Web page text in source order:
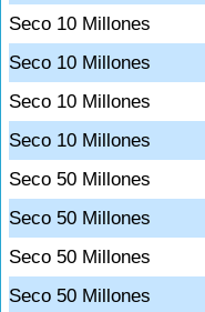
Seco 10 Millones
Seco 10 Millones
Seco 10 Millones
Seco 10 Millones
Seco 50 Millones
Seco 50 Millones
Seco 50 Millones
Seco 50 Millones